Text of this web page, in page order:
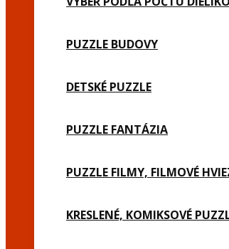
PUZZLE BUDOVY
DETSKÉ PUZZLE
PUZZLE FANTÁZIA
PUZZLE FILMY, FILMOVÉ
KRESLENÉ, KOMIKSOVÉ